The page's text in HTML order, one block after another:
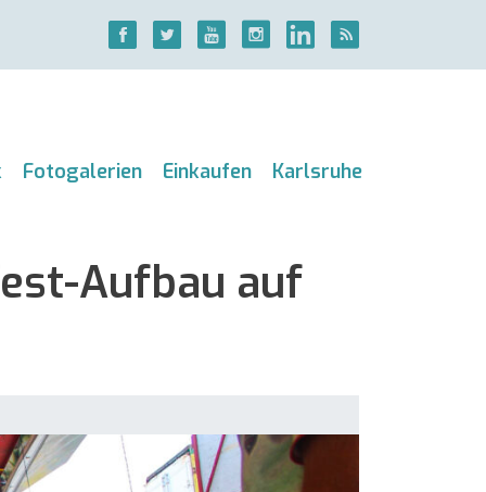
Fotogalerien Einkaufen Karlsruhe
Aufbau auf